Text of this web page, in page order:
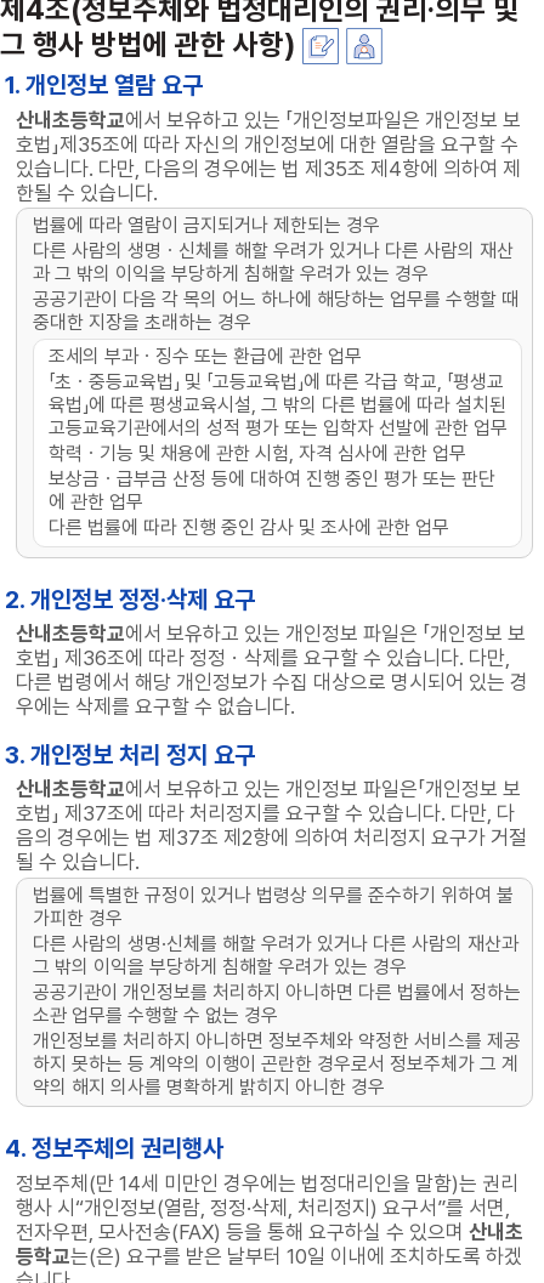
제4조(정보주체와 법정대리인의 권리·의무 및
그 행사 방법에 관한 사항)
1. 개인정보 열람 요구
산내초등학교에서 보유하고 있는 「개인정보파일은 개인정보 보
호법」제35조에 따라 자신의 개인정보에 대한 열람을 요구할 수
있습니다. 다만, 다음의 경우에는 법 제35조 제4항에 의하여 제
한될 수 있습니다.
법률에 따라 열람이 금지되거나 제한되는 경우
다른 사람의 생명ㆍ신체를 해할 우려가 있거나 다른 사람의 재산
과 그 밖의 이익을 부당하게 침해할 우려가 있는 경우
공공기관이 다음 각 목의 어느 하나에 해당하는 업무를 수행할 때
중대한 지장을 초래하는 경우
조세의 부과ㆍ징수 또는 환급에 관한 업무
「초ㆍ중등교육법」 및 「고등교육법」에 따른 각급 학교, 「평생교
육법」에 따른 평생교육시설, 그 밖의 다른 법률에 따라 설치된
고등교육기관에서의 성적 평가 또는 입학자 선발에 관한 업무
학력ㆍ기능 및 채용에 관한 시험, 자격 심사에 관한 업무
보상금ㆍ급부금 산정 등에 대하여 진행 중인 평가 또는 판단
에 관한 업무
다른 법률에 따라 진행 중인 감사 및 조사에 관한 업무
2. 개인정보 정정·삭제 요구
산내초등학교에서 보유하고 있는 개인정보 파일은 「개인정보 보
호법」 제36조에 따라 정정ㆍ삭제를 요구할 수 있습니다. 다만,
다른 법령에서 해당 개인정보가 수집 대상으로 명시되어 있는 경
우에는 삭제를 요구할 수 없습니다.
3. 개인정보 처리 정지 요구
산내초등학교에서 보유하고 있는 개인정보 파일은「개인정보 보
호법」 제37조에 따라 처리정지를 요구할 수 있습니다. 다만, 다
음의 경우에는 법 제37조 제2항에 의하여 처리정지 요구가 거절
될 수 있습니다.
법률에 특별한 규정이 있거나 법령상 의무를 준수하기 위하여 불
가피한 경우
다른 사람의 생명·신체를 해할 우려가 있거나 다른 사람의 재산과
그 밖의 이익을 부당하게 침해할 우려가 있는 경우
공공기관이 개인정보를 처리하지 아니하면 다른 법률에서 정하는
소관 업무를 수행할 수 없는 경우
개인정보를 처리하지 아니하면 정보주체와 약정한 서비스를 제공
하지 못하는 등 계약의 이행이 곤란한 경우로서 정보주체가 그 계
약의 해지 의사를 명확하게 밝히지 아니한 경우
4. 정보주체의 권리행사
정보주체(만 14세 미만인 경우에는 법정대리인을 말함)는 권리
행사 시“개인정보(열람, 정정·삭제, 처리정지) 요구서”를 서면,
전자우편, 모사전송(FAX) 등을 통해 요구하실 수 있으며산내초
등학교는(은) 요구를 받은 날부터 10일 이내에 조치하도록 하겠